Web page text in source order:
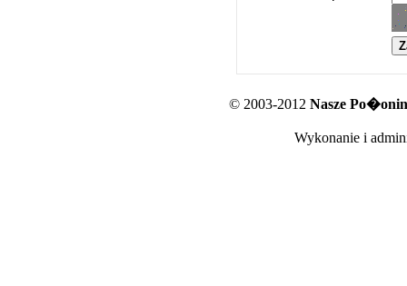
© 2003-2012 Nasze
Wykonanie i